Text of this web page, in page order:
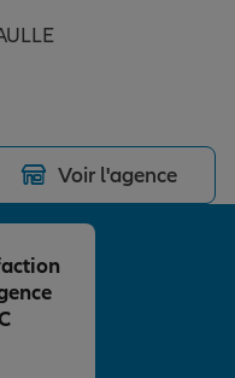
Voir l'agence